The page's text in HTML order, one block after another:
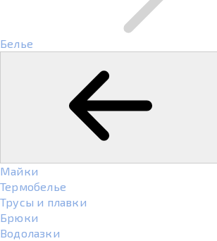
Белье
Майки
Термобелье
Трусы и плавки
Брюки
Водолазки